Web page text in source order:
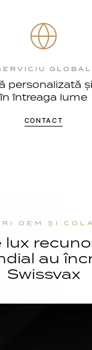
GLOBAL
personalizată
în întreaga lume
CONTACT
OEM ȘI
lux
au
Swissvax